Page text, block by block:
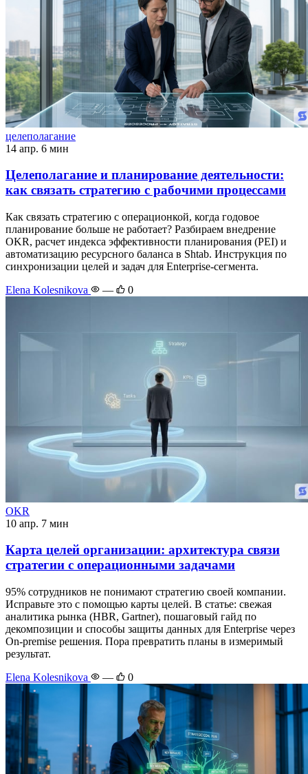
целеполагание
14 апр. 6 мин
Целеполагание и планирование деятельности:
как связать стратегию с рабочими процессами
Как связать стратегию с операционкой, когда годовое
планирование больше не работает? Разбираем внедрение
OKR, расчет индекса эффективности планирования (PEI) и
автоматизацию ресурсного баланса в Shtab. Инструкция по
синхронизации целей и задач для Enterprise-сегмента.
Elena Kolesnikova
— 0
OKR
10 апр. 7 мин
Карта целей организации: архитектура связи
стратегии с операционными задачами
95% сотрудников не понимают стратегию своей компании.
Исправьте это с помощью карты целей. В статье: свежая
аналитика рынка (HBR, Gartner), пошаговый гайд по
декомпозиции и способы защиты данных для Enterprise через
On-premise решения. Пора превратить планы в измеримый
результат.
Elena Kolesnikova
— 0